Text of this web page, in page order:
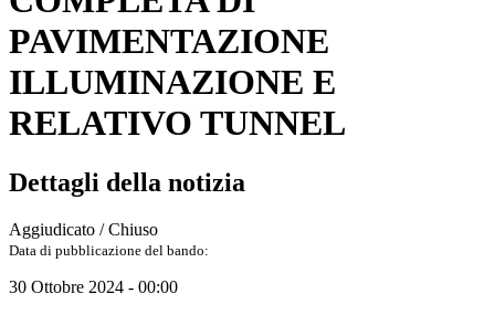
PAVIMENTAZIONE
ILLUMINAZIONE E
RELATIVO TUNNEL
Dettagli della notizia
Aggiudicato / Chiuso
Data di pubblicazione del bando:
30 Ottobre 2024 - 00:00